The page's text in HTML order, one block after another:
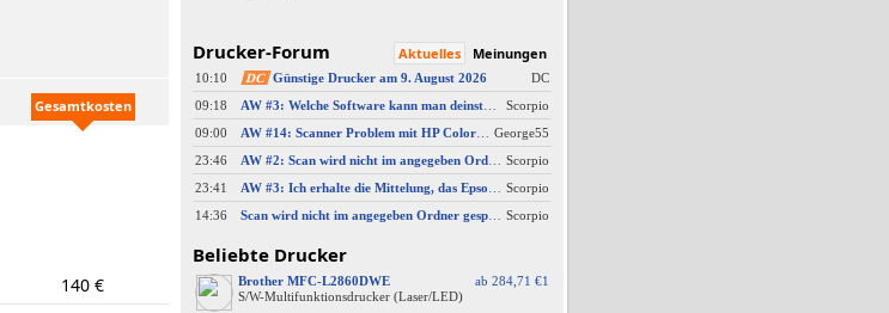
Gesamtkosten
140 €
Drucker-Forum Aktuelles Meinungen
10:10 DC Günstige Drucker am 9. August 2026
DC
09:18
AW #3: Welche Software kann man deinstallieren - welche ich zwingend erforderlich
Scorpio
09:00
AW #14: Scanner Problem mit HP Color Laserjet Pro MFP M479fdw
George55
23:46
AW #2: Scan wird nicht im angegeben Ordner gespeichert, wenn vom Bediendisplay gescannt wird
Scorpio
23:41
Scorpio
14:36
Scan wird nicht im angegeben Ordner gespeichert, wenn vom Bediendisplay gescannt wird Scorpio
Beliebte Drucker
ab 284,71 €1
Brother MFC-L2860DWE
S/W-Multifunktionsdrucker (Laser/LED)